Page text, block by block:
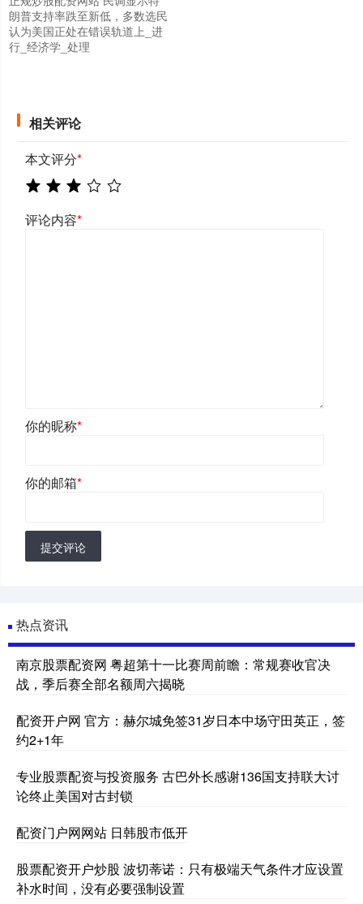
朗普支持率跌至新低，多数选民
认为美国正处在错误轨道上_进
行_经济学_处理
相关评论
本文评分*
评论内容*
你的昵称*
你的邮箱*
提交评论
热点资讯
南京股票配资网 粤超第十一比赛周前瞻：常规赛收官决
战，季后赛全部名额周六揭晓
配资开户网 官方：赫尔城免签31岁日本中场守田英正，签
约2+1年
专业股票配资与投资服务 古巴外长感谢136国支持联大讨
论终止美国对古封锁
配资门户网网站 日韩股市低开
股票配资开户炒股 波切蒂诺：只有极端天气条件才应设置
补水时间，没有必要强制设置